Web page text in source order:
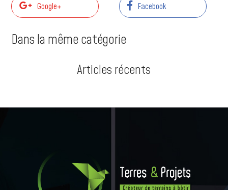
Google+ Facebook
Dans la même catégorie
Articles récents